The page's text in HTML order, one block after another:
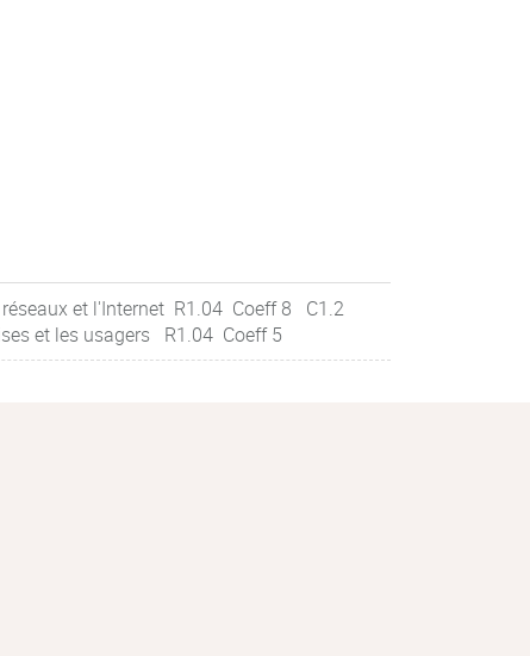
et l'Internet R1.04 Coeff 8 C1.2
et les usagers R1.04 Coeff 5